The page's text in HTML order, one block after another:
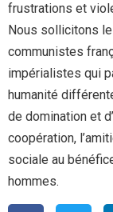
frustrations et
Nous sollicitons
communistes
impérialistes qui
humanité
de domination et
coopération,
sociale au
hommes.